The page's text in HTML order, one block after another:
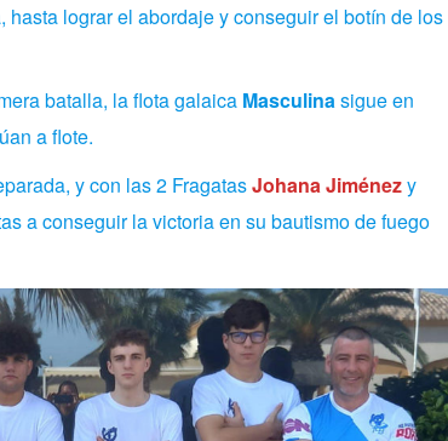
lograr el abordaje y conseguir el botín de los
batalla, la flota galaica Masculinasigue en
a flote.
y con las 2 FragatasJohana Jiménezy
a conseguir la victoria en su bautismo de fuego